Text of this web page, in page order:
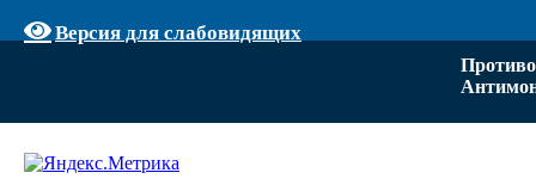
Версия для слабовидящих